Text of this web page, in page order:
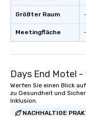
Größter Raum
Meetingfläche
-
-
Days End Motel -
Werfen Sie einen Blick
zu Gesundheit und
Inklusion.
NACHHALTIGE